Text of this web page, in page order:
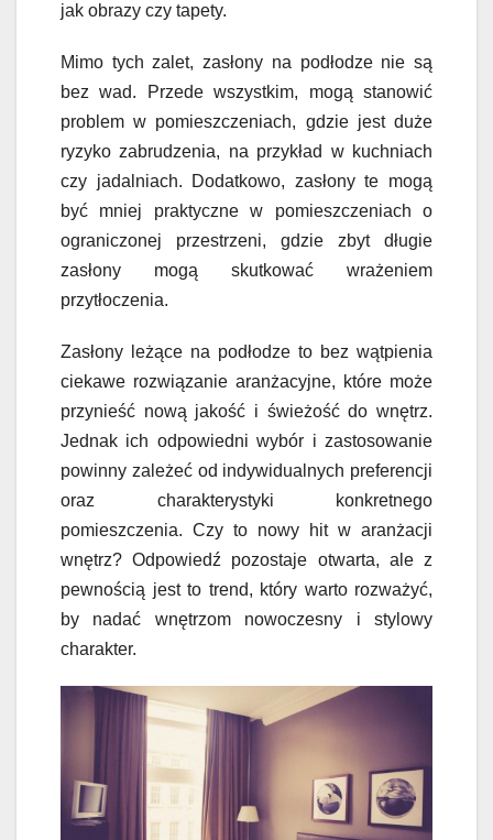
jak obrazy czy tapety.
Mimo tych zalet, zasłony na podłodze nie są
bez wad. Przede wszystkim, mogą stanowić
problem w pomieszczeniach, gdzie jest duże
ryzyko zabrudzenia, na przykład w kuchniach
czy jadalniach. Dodatkowo, zasłony te mogą
być mniej praktyczne w pomieszczeniach o
ograniczonej przestrzeni, gdzie zbyt długie
zasłony mogą skutkować wrażeniem
przytłoczenia.
Zasłony leżące na podłodze to bez wątpienia
ciekawe rozwiązanie aranżacyjne, które może
przynieść nową jakość i świeżość do wnętrz.
Jednak ich odpowiedni wybór i zastosowanie
powinny zależeć od indywidualnych preferencji
oraz charakterystyki konkretnego
pomieszczenia. Czy to nowy hit w aranżacji
wnętrz? Odpowiedź pozostaje otwarta, ale z
pewnością jest to trend, który warto rozważyć,
by nadać wnętrzom nowoczesny i stylowy
charakter.